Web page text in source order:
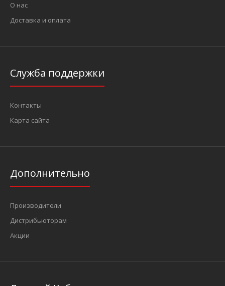
О нас
Доставка и оплата
Служба поддержки
Контакты
Карта сайта
Дополнительно
Производители
Дистрибьюторам
Акции